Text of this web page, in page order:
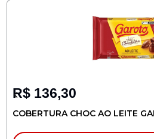
R$ 136,30
COBERTURA CHOC AO LEITE